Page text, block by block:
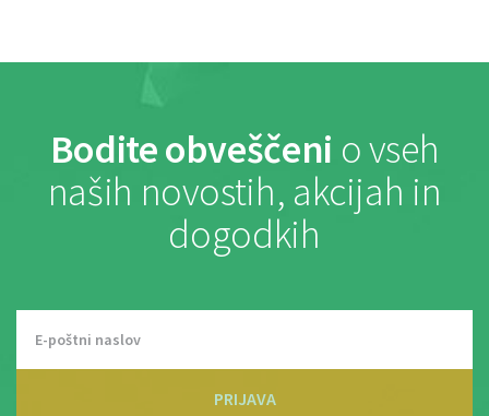
Bodite obveščeni o vseh
naših novostih, akcijah in
dogodkih
PRIJAVA